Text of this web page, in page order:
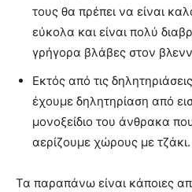
τους θα πρέπει να είναι
εύκολα και είναι πολύ
γρήγορα βλάβες στον
Εκτός από τις
έχουμε δηλητηρίαση από
μονοξείδιο του άνθρακα
αερίζουμε χώρους με τζάκι.
Τα παραπάνω είναι κάποιες